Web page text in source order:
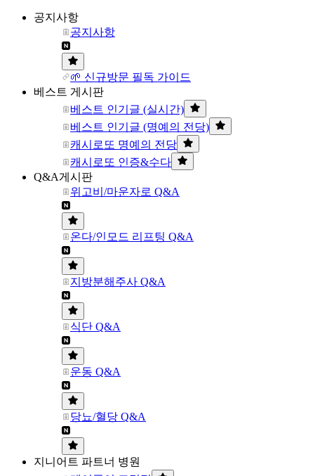
공지사항
공지사항
🌱 신규방문 필독 가이드
베스트 게시판
베스트 인기글 (실시간)
베스트 인기글 (명예의 전당)
캐시로또 명예의 전당
캐시로또 인증&수다
Q&A게시판
위고비/마운자로 Q&A
온다/인모드 리프팅 Q&A
지방분해주사 Q&A
식단 Q&A
운동 Q&A
당뇨/혈당 Q&A
지니어트 파트너 병원